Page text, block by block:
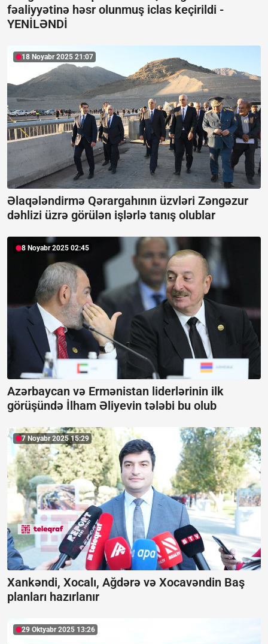
fəaliyyətinə həsr olunmuş iclas keçirildi -
YENİLƏNDİ
18 Noyabr 2025 21:07
Əlaqələndirmə Qərargahının üzvləri Zəngəzur
dəhlizi üzrə görülən işlərlə tanış olublar
8 Noyabr 2025 02:45
Azərbaycan və Ermənistan liderlərinin ilk
görüşündə İlham Əliyevin tələbi bu olub
7 Noyabr 2025 15:29
Xankəndi, Xocalı, Ağdərə və Xocavəndin Baş
planları hazırlanır
29 Oktyabr 2025 13:26